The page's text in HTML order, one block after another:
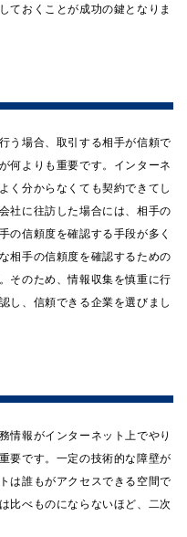
ておくことが成功の鍵となりま
う場合、取引する相手が信頼で
何よりも重要です。インターネ
く分からなくても契約できてし
社に往訪した場合には、相手の
の信頼度を確認する手段が多く
相手の信頼度を確認するための
そのため、情報収集を慎重に行
し、信頼できる企業を選びまし
情報がインターネット上でやり
要です。一定の技術的な障壁が
は誰もがアクセスできる空間で
比べものにならないほど、二次